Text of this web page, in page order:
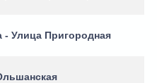
- Улица Пригородная